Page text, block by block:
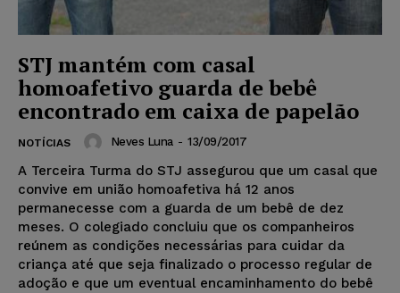
STJ mantém com casal
homoafetivo guarda de bebê
encontrado em caixa de papelão
NOTÍCIAS Neves Luna - 13/09/2017
A Terceira Turma do STJ assegurou que um casal que
convive em união homoafetiva há 12 anos
permanecesse com a guarda de um bebê de dez
meses. O colegiado concluiu que os companheiros
reúnem as condições necessárias para cuidar da
criança até que seja finalizado o processo regular de
adoção e que um eventual encaminhamento do bebê